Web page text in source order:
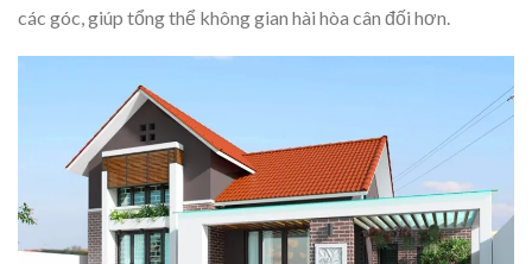
các góc, giúp tổng thể không gian hài hòa cân đối hơn.